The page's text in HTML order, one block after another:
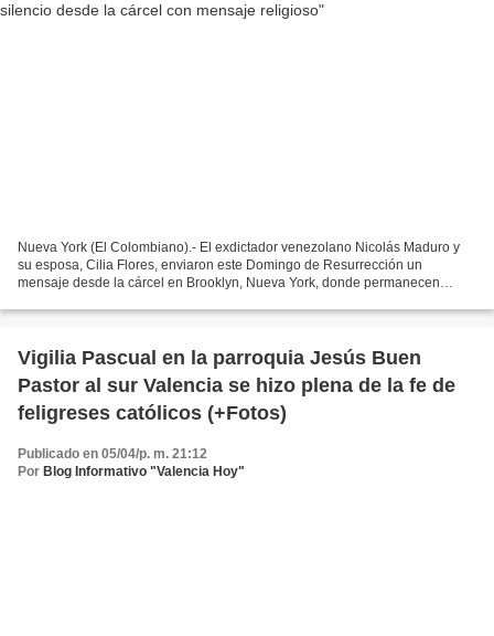
Nueva York (El Colombiano).- El exdictador venezolano Nicolás Maduro y
su esposa, Cilia Flores, enviaron este Domingo de Resurrección un
mensaje desde la cárcel en Brooklyn, Nueva York, donde permanecen
Vigilia Pascual en la parroquia Jesús Buen
Pastor al sur Valencia se hizo plena de la fe de
feligreses católicos (+Fotos)
Publicado en 05/04/p. m. 21:12
Por Blog Informativo "Valencia Hoy"